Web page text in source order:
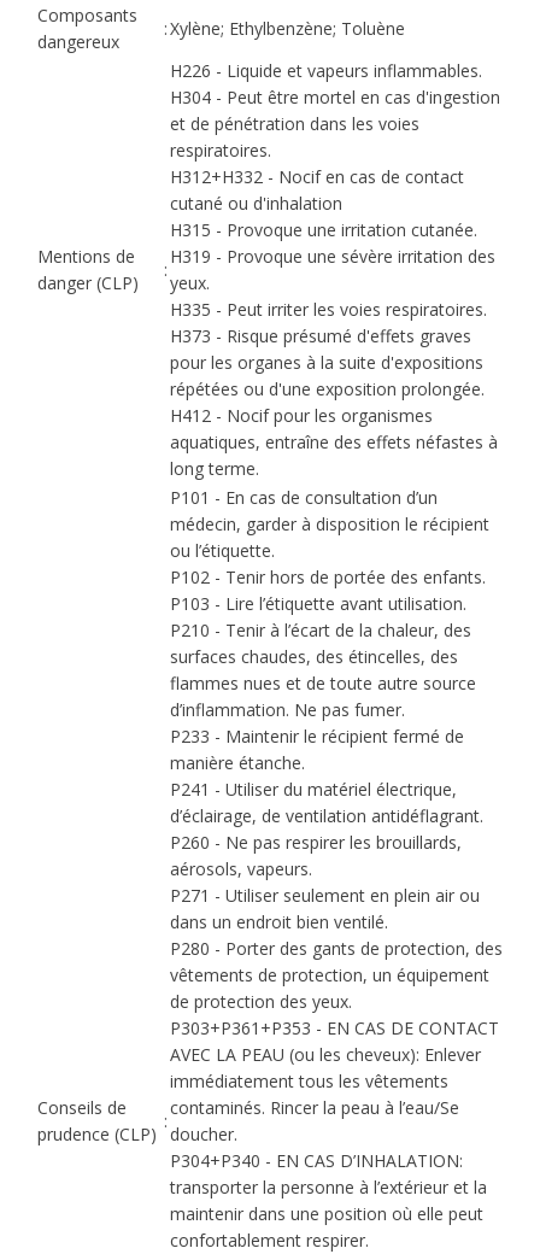
Composants
dangereux
:Xylène; Ethylbenzène; Toluène
Mentions de
danger (CLP)
:
H226 - Liquide et vapeurs inflammables.
H304 - Peut être mortel en cas d'ingestion
et de pénétration dans les voies
respiratoires.
H312+H332 - Nocif en cas de contact
cutané ou d'inhalation
H315 - Provoque une irritation cutanée.
H319 - Provoque une sévère irritation des
yeux.
H335 - Peut irriter les voies respiratoires.
H373 - Risque présumé d'effets graves
pour les organes à la suite d'expositions
répétées ou d'une exposition prolongée.
H412 - Nocif pour les organismes
aquatiques, entraîne des effets néfastes à
long terme.
Conseils de
prudence (CLP)
:
P101 - En cas de consultation d’un
médecin, garder à disposition le récipient
ou l’étiquette.
P102 - Tenir hors de portée des enfants.
P103 - Lire l’étiquette avant utilisation.
P210 - Tenir à l’écart de la chaleur, des
surfaces chaudes, des étincelles, des
flammes nues et de toute autre source
d’inflammation. Ne pas fumer.
P233 - Maintenir le récipient fermé de
manière étanche.
P241 - Utiliser du matériel électrique,
d’éclairage, de ventilation antidéflagrant.
P260 - Ne pas respirer les brouillards,
aérosols, vapeurs.
P271 - Utiliser seulement en plein air ou
dans un endroit bien ventilé.
P280 - Porter des gants de protection, des
vêtements de protection, un équipement
de protection des yeux.
P303+P361+P353 - EN CAS DE CONTACT
AVEC LA PEAU (ou les cheveux): Enlever
immédiatement tous les vêtements
contaminés. Rincer la peau à l’eau/Se
doucher.
P304+P340 - EN CAS D’INHALATION:
transporter la personne à l’extérieur et la
maintenir dans une position où elle peut
confortablement respirer.